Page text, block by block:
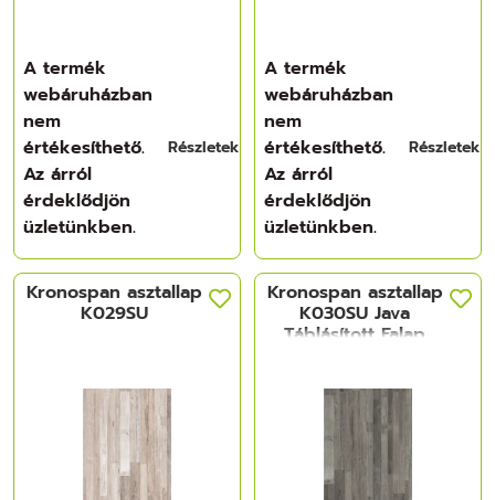
A termék
webáruházban
nem
értékesíthető.
Az árról
érdeklődjön
üzletünkben.
Részletek
A termék
webáruházban
nem
értékesíthető.
Az árról
érdeklődjön
üzletünkben.
Részletek
Kronospan asztallap
K029SU
Kronospan asztallap
K030SU Java
Táblásított Falap